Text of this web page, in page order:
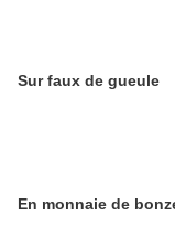
Sur faux de gueule
En monnaie de